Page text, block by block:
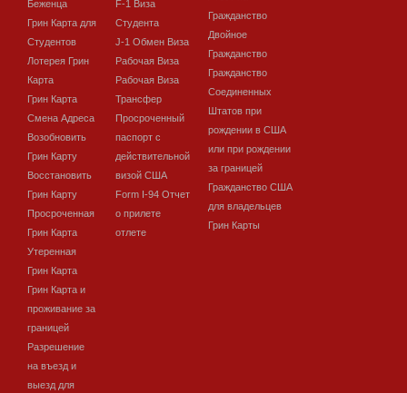
Беженца
Грин Карта для
Студентов
Лотерея Грин
Карта
Грин Карта
Смена Адреса
Возобновить
Грин Карту
Восстановить
Грин Карту
Просроченная
Грин Карта
Утеренная
Грин Карта
Грин Карта и
проживание за
границей
Разрешение
на въезд и
выезд для
F-1 Виза
Студента
J-1 Обмен Виза
Рабочая Виза
Рабочая Виза
Трансфер
Просроченный
паспорт с
действительной
визой США
Form I-94 Отчет
о прилете
отлете
Гражданство
Двойное
Гражданство
Гражданство
Соединенных
Штатов при
рождении в США
или при рождении
за границей
Гражданство США
для владельцев
Грин Карты